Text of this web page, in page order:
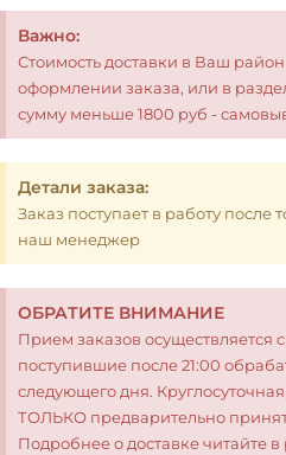
Важно:
Стоимость доставки в Ваш
оформлении заказа, или в
сумму меньше 1800 руб -
Детали заказа:
Заказ поступает в работу после
наш менеджер
ОБРАТИТЕ ВНИМАНИЕ
Прием заказов осуществляется
поступившие после 21:00
следующего дня.
ТОЛЬКО предварительно
Подробнее о доставке читайте